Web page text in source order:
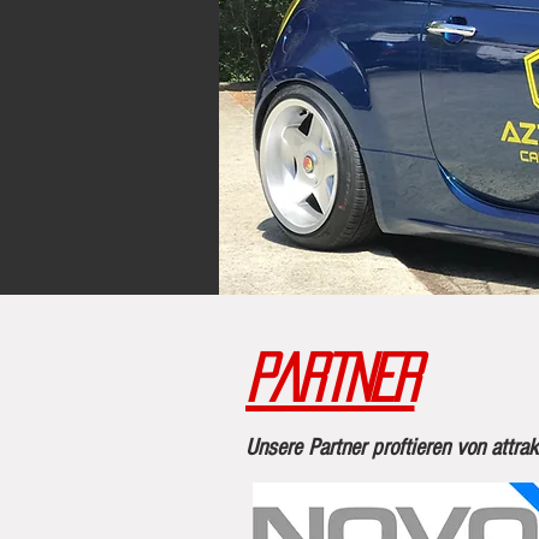
Partner
Unsere Partner proftieren von